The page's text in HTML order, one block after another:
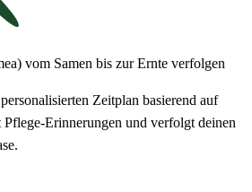
vom Samen bis zur Ernte verfolgen
Zeitplan basierend auf
Pflege-Erinnerungen und verfolgt deinen